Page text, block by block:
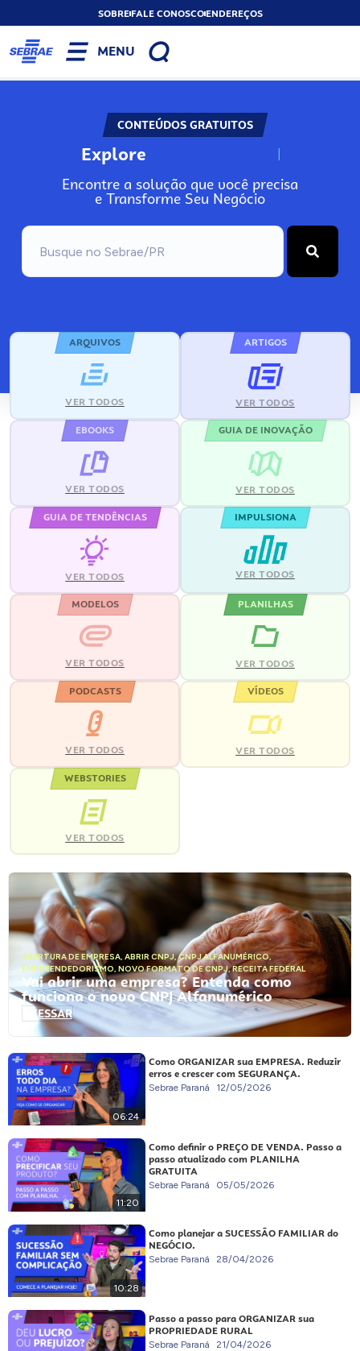
SOBREFALE CONOSCOENDEREÇOS
MENU
CONTEÚDOS GRATUITOS
Explore N
Encontre a solução que você precisa
e Transforme Seu Negócio
ARQUIVOS
VER TODOS
ARTIGOS
VER TODOS
EBOOKS
VER TODOS
GUIA DE INOVAÇÃO
VER TODOS
GUIA DE TENDÊNCIAS
VER TODOS
IMPULSIONA
VER TODOS
MODELOS
VER TODOS
PLANILHAS
VER TODOS
PODCASTS
VER TODOS
VÍDEOS
VER TODOS
WEBSTORIES
VER TODOS
ABERTURA DE EMPRESA, ABRIR CNPJ,CNPJ ALFANUMÉRICO,
EMPREENDEDORISMO, NOVO FORMATO DE CNPJ,RECEITA FEDERAL
Vai abrir uma empresa? Entenda como
funciona o novo CNPJ Alfanumérico
ACESSAR
06:24
Como ORGANIZAR sua EMPRESA. Reduzir
erros e crescer com SEGURANÇA.
Sebrae Paraná 12/05/2026
11:20
Como definir o PREÇO DE VENDA. Passo a
passo atualizado com PLANILHA
GRATUITA
Sebrae Paraná 05/05/2026
10:28
Como planejar a SUCESSÃO FAMILIAR do
NEGÓCIO.
Sebrae Paraná 28/04/2026
Passo a passo para ORGANIZAR sua
PROPRIEDADE RURAL
Sebrae Paraná 21/04/2026